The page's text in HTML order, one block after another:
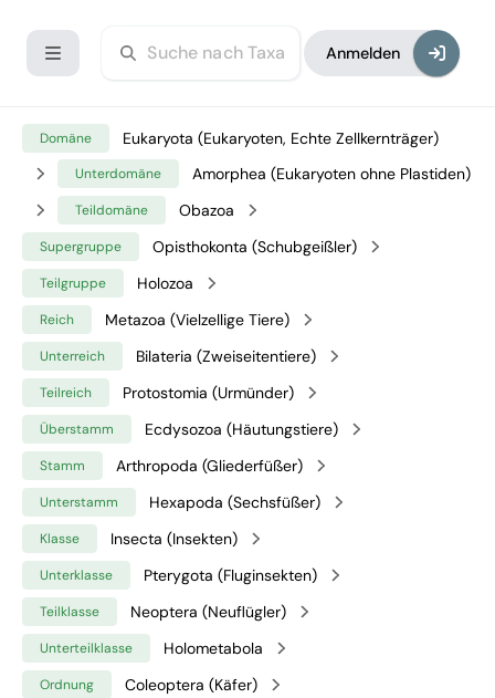
Anmelden
Domäne Eukaryota (Eukaryoten, Echte Zellkernträger)
Unterdomäne Amorphea (Eukaryoten ohne Plastiden)
Teildomäne Obazoa
Supergruppe Opisthokonta (Schubgeißler)
Teilgruppe Holozoa
Reich Metazoa (Vielzellige Tiere)
Unterreich Bilateria (Zweiseitentiere)
Teilreich Protostomia (Urmünder)
Überstamm Ecdysozoa (Häutungstiere)
Stamm Arthropoda (Gliederfüßer)
Unterstamm Hexapoda (Sechsfüßer)
Klasse Insecta (Insekten)
Unterklasse Pterygota (Fluginsekten)
Teilklasse Neoptera (Neuflügler)
Unterteilklasse Holometabola
Ordnung Coleoptera (Käfer)